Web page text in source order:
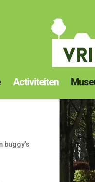
Activiteiten
buggy’s